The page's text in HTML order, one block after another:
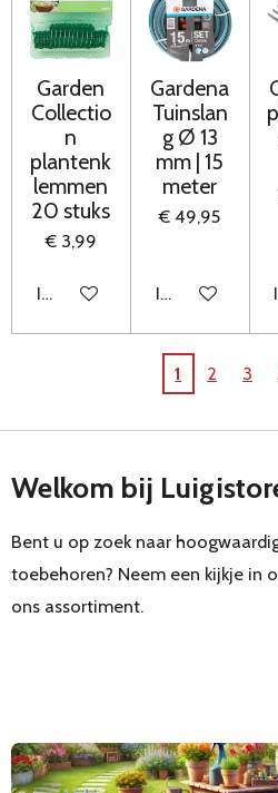
Garden
Collectio
n
plantenk
lemmen
20 stuks
€ 3,99
In winkelwagen
Gardena
Tuinslan
g Ø 13
mm | 15
meter
€ 49,95
In winkelwagen
1 2 3
Welkom bij
Bent u op zoek naar
toebehoren? Neem een kijkje in
ons assortiment.